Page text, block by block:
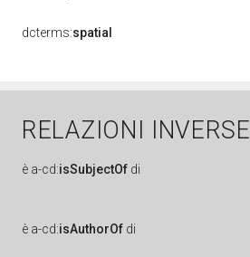
dcterms:spatial
RELAZIONI INVERSE
è a-cd:isSubjectOf di
è a-cd:isAuthorOf di